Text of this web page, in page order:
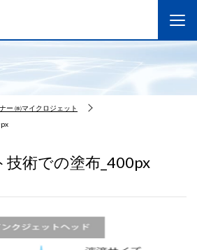
ー ㈱マイクロジェット
術での塗布_400px